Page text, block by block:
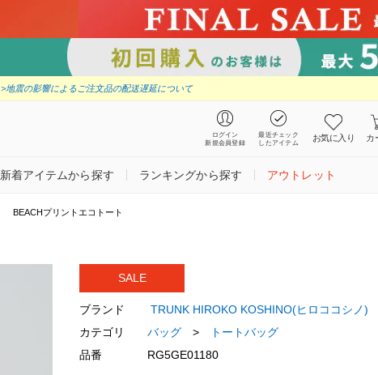
>地震の影響によるご注文品の配送遅延について
ログイン
新規会員登録
最近チェック
したアイテム
お気に入り カ
新着アイテムから探す ランキングから探す アウトレット
BEACHプリントエコトート
SALE
ブランド
TRUNK HIROKO KOSHINO(ヒロココシノ)
カテゴリ
バッグ >
トートバッグ
品番
RG5GE01180